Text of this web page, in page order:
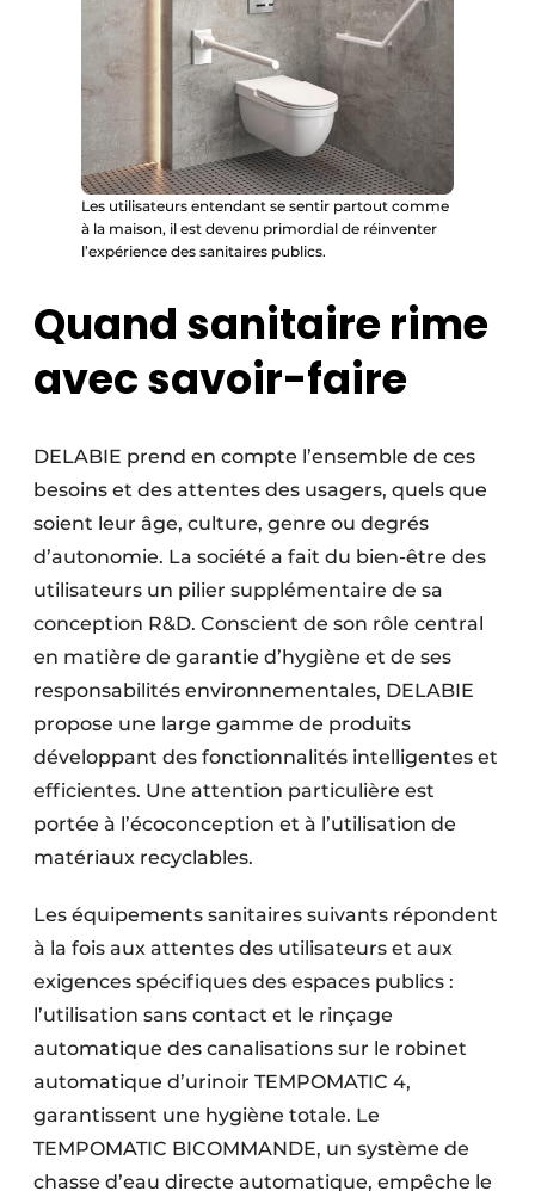
Les utilisateurs entendant se sentir partout comme
à la maison, il est devenu primordial de réinventer
l’expérience des sanitaires publics.
Quand sanitaire rime
avec ­savoir-faire
DELABIE prend en compte l’ensemble de ces
besoins et des attentes des usagers, quels que
soient leur âge, culture, genre ou degrés
d’autonomie. La société a fait du bien-être des
utilisateurs un pilier supplémentaire de sa
conception R&D. Conscient de son rôle central
en matière de garantie d’hygiène et de ses
responsabilités environnementales, DELABIE
propose une large gamme de produits
développant des fonctionnalités intelligentes et
efficientes. Une attention particulière est
portée à l’écoconception et à l’utilisation de
matériaux recyclables.
Les équipements sanitaires suivants répondent
à la fois aux attentes des utilisateurs et aux
exigences spécifiques des espaces publics :
l’utilisation sans contact et le rinçage
automatique des canalisations sur le robinet
automatique d’urinoir TEMPOMATIC 4,
garantissent une hygiène totale. Le
TEMPOMATIC BICOMMANDE, un système de
chasse d’eau directe automatique, empêche le